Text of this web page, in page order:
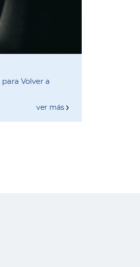
Volver a
ver más